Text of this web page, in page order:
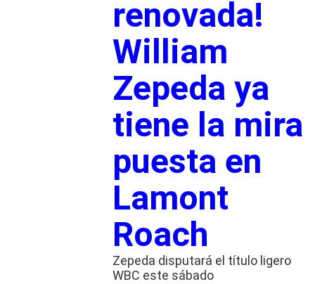
renovada!
William
Zepeda ya
tiene la mira
puesta en
Lamont
Roach
Zepeda disputará el título ligero
WBC este sábado